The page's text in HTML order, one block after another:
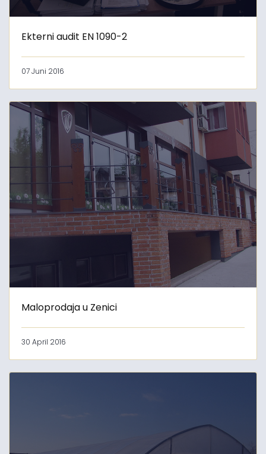
Ekterni audit EN 1090-2
07 Juni 2016
Maloprodaja u Zenici
30 April 2016